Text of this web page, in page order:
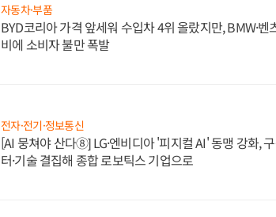
자동차·부품
BYD코리아 가격 앞세워 수입차 4위 올랐지만, BMW·벤
비에 소비자 불만 폭발
전자·전기·정보통신
[AI 뭉쳐야 산다⑧] LG·엔비디아 '피지컬 AI' 동맹 강화,
터·기술 결집해 종합 로보틱스 기업으로